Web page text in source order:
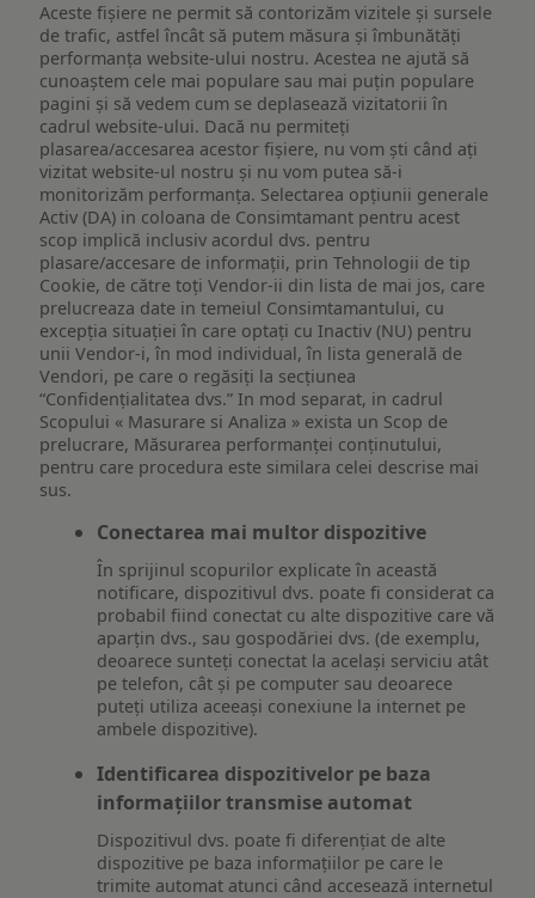
Aceste fișiere ne permit să contorizăm vizitele și sursele
de trafic, astfel încât să putem măsura și îmbunătăți
performanța website-ului nostru. Acestea ne ajută să
cunoaștem cele mai populare sau mai puțin populare
pagini și să vedem cum se deplasează vizitatorii în
cadrul website-ului. Dacă nu permiteți
plasarea/accesarea acestor fișiere, nu vom ști când ați
vizitat website-ul nostru și nu vom putea să-i
monitorizăm performanța. Selectarea opțiunii generale
Activ (DA) in coloana de Consimtamant pentru acest
scop implică inclusiv acordul dvs. pentru
plasare/accesare de informații, prin Tehnologii de tip
Cookie, de către toți Vendor-ii din lista de mai jos, care
prelucreaza date in temeiul Consimtamantului, cu
excepția situației în care optați cu Inactiv (NU) pentru
unii Vendor-i, în mod individual, în lista generală de
Vendori, pe care o regăsiți la secțiunea
“Confidențialitatea dvs.” In mod separat, in cadrul
Scopului « Masurare si Analiza » exista un Scop de
prelucrare, Măsurarea performanței conținutului,
pentru care procedura este similara celei descrise mai
sus.
Conectarea mai multor dispozitive
În sprijinul scopurilor explicate în această
notificare, dispozitivul dvs. poate fi considerat ca
probabil fiind conectat cu alte dispozitive care vă
aparțin dvs., sau gospodăriei dvs. (de exemplu,
deoarece sunteți conectat la același serviciu atât
pe telefon, cât și pe computer sau deoarece
puteți utiliza aceeași conexiune la internet pe
ambele dispozitive).
Identificarea dispozitivelor pe baza
informațiilor transmise automat
Dispozitivul dvs. poate fi diferențiat de alte
dispozitive pe baza informațiilor pe care le
trimite automat atunci când accesează internetul